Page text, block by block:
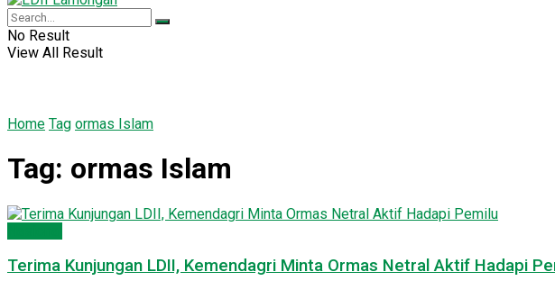
No Result
View All Result
Home Tag ormas Islam
Tag: ormas Islam
Terima Kunjungan LDII, Kemendagri Minta Ormas Netral Aktif Hadapi